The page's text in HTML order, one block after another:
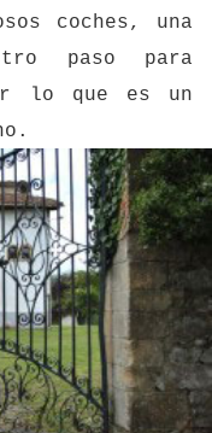
coches, una
paso para
lo que es un